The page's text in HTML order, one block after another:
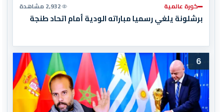
كورة عالمية 2,932 مشاهدة
برشلونة يلغي رسميا مباراته الودية أمام اتحاد طنجة
6